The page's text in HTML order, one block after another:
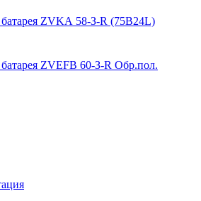
ZVKА 58-З-R (75B24L)
ZVEFB 60-З-R Обр.пол.